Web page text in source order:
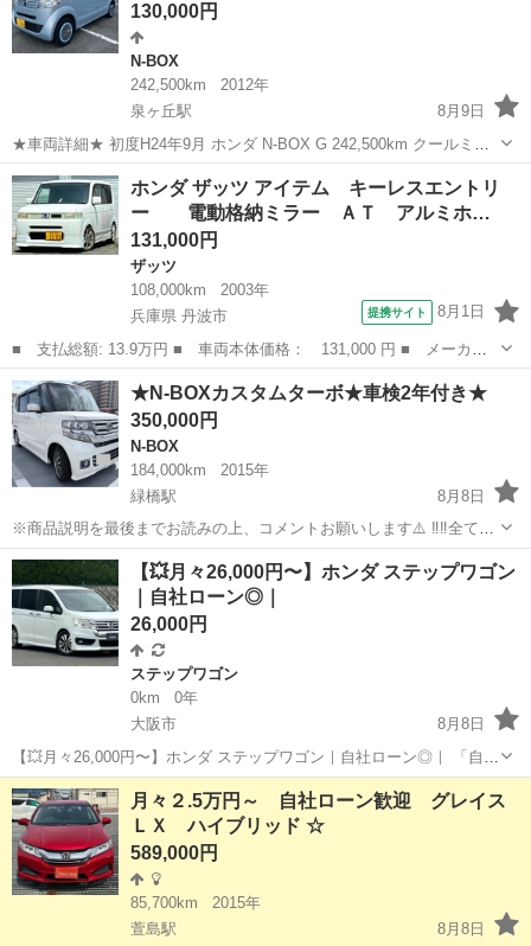
130,000円
N-BOX
242,500km
2012年
泉ヶ丘駅
8月9日
★車両詳細★ 初度H24年9月 ホンダ N-BOX G 242,500km クールミス
トメタリック 車検満期 令和9年7月11日 型式 DBA-JF1 2WDです。 イ
クリプスナビ TV/AM/FM...
大阪 堺市 泉ヶ丘駅 N-BOX
ホンダ ザッツ アイテム キーレスエントリ
ー 電動格納ミラー ＡＴ アルミホ…
131,000円
ザッツ
108,000km
2003年
兵庫県 丹波市
提携サイト 8月1日
■ 支払総額: 13.9万円 ■ 車両本体価格： 131,000 円 ■ メーカー
名： ホンダ ■ 車種名： ザッツ ■ グレード名： アイテム キ
ーレスエントリー 電動格納ミラー ＡＴ アルミホイール ロー
ダウン ハー...
兵庫 丹波市
★N-BOXカスタムターボ★車検2年付き★
350,000円
N-BOX
184,000km
2015年
緑橋駅
8月8日
※商品説明を最後までお読みの上、コメントお願いします⚠️ ‼️‼️全て込
み込み価格‼️‼️ 車検はR10年8月 下記の金額になります。車検も税金
も込み込みで ⭐️お支払いは、35万のみ！ 大阪市の方は無料で名義変更
させ...
大阪 大阪市 緑橋駅 N-BOX
【💥月々26,000円〜】ホンダ ステップワゴン
｜自社ローン◎｜
26,000円
ステップワゴン
0km
0年
大阪市
8月8日
【💥月々26,000円〜】ホンダ ステップワゴン｜自社ローン◎｜ 「自社
ローン」「信用回復ローン」多数ローンのお取り扱いございます💡 ⚠
当店へのお問い合わせ・審査・ご案内は、下記のLINEリンクからのみ
受付し...
大阪 大阪市 ステップワゴン ローン
月々２.5万円～ 自社ローン歓迎 グレイス
ＬＸ ハイブリッド ☆
589,000円
85,700km
2015年
萱島駅
8月8日